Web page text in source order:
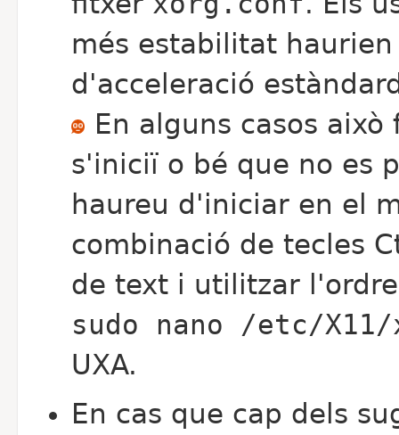
més estabilitat
d'acceleració
En alguns casos
s'iniciï o bé que no es
haureu d'iniciar en el
combinació de tecles
de text i utilitzar l'ordre
sudo nano /etc/
UXA.
En cas que cap dels